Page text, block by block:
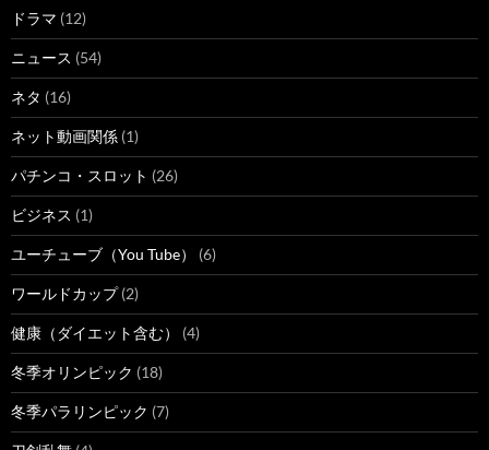
ドラマ (12)
ニュース (54)
ネタ (16)
ネット動画関係 (1)
パチンコ・スロット (26)
ビジネス (1)
ユーチューブ（You Tube） (6)
ワールドカップ(2)
健康（ダイエット含む） (4)
冬季オリンピック (18)
冬季パラリンピック (7)